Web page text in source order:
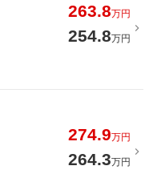
263.8万円
254.8万円
274.9万円
264.3万円